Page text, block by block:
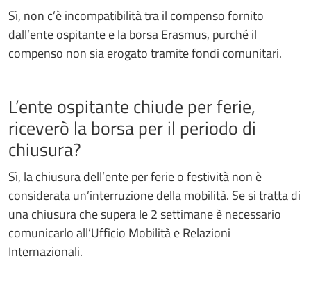
Sì, non c’è incompatibilità tra il compenso fornito
dall’ente ospitante e la borsa Erasmus, purché il
compenso non sia erogato tramite fondi comunitari.
L’ente ospitante chiude per ferie,
riceverò la borsa per il periodo di
chiusura?
Sì, la chiusura dell’ente per ferie o festività non è
considerata un’interruzione della mobilità. Se si tratta di
una chiusura che supera le 2 settimane è necessario
comunicarlo all’Ufficio Mobilità e Relazioni
Internazionali.